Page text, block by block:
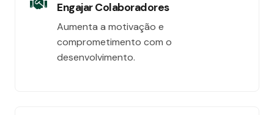
Engajar Colaboradores
Aumenta a motivação e
comprometimento com o
desenvolvimento.